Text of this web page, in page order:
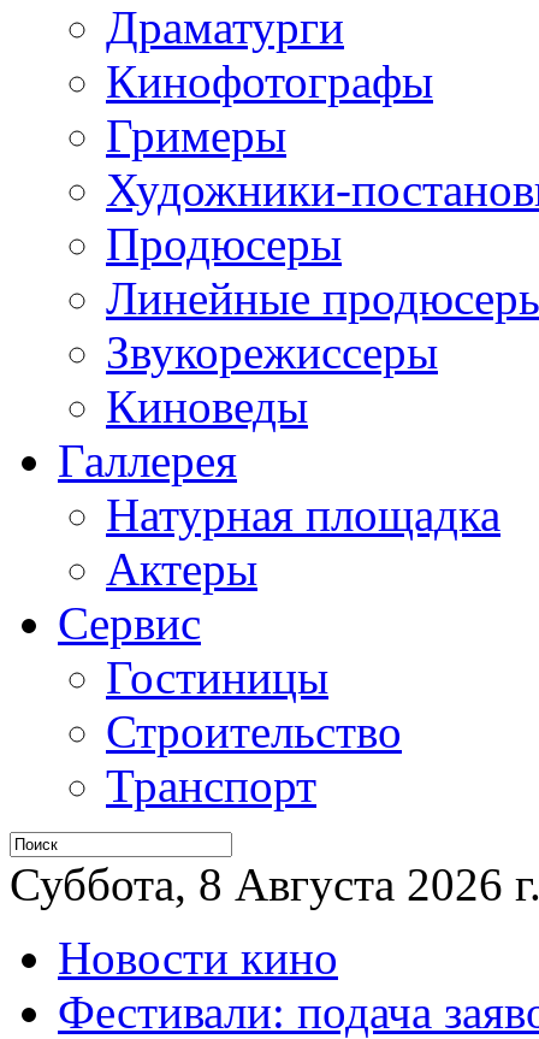
Драматурги
Кинофотографы
Гримеры
Художники-
Продюсеры
Линейные
Звукорежиссеры
Киноведы
Галлерея
Натурная площадка
Актеры
Сервис
Гостиницы
Строительство
Транспорт
Суббота, 8 Августа 2026
Новости кино
Фестивали: подача